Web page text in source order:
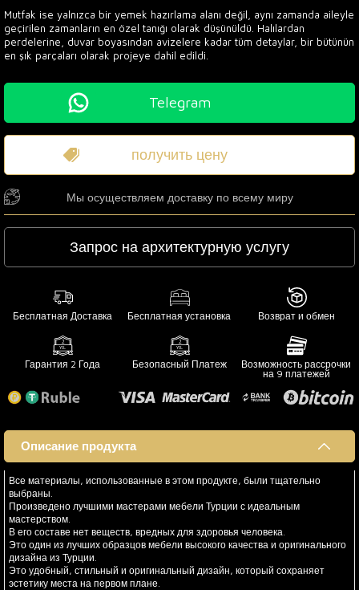
Mutfak ise yalnızca bir yemek hazırlama alanı değil, aynı zamanda aileyle
geçirilen zamanların en özel tanığı olarak düşünüldü. Halılardan
perdelerine, duvar boyasından avizelere kadar tüm detaylar, bir bütünün
en şık parçaları olarak projeye dahil edildi.
Telegram
получить цену
Мы осуществляем доставку по всему миру
Запрос на архитектурную услугу
Бесплатная Доставка Бесплатная установка Возврат и обмен
Гарантия 2 Года Безопасный Платеж
Возможность рассрочки
на 9 платежей
Описание продукта
Все материалы, использованные в этом продукте, были тщательно
выбраны.
Произведено лучшими мастерами мебели Турции с идеальным
мастерством.
В его составе нет веществ, вредных для здоровья человека.
Это один из лучших образцов мебели высокого качества и оригинального
дизайна из Турции.
Это удобный, стильный и оригинальный дизайн, который сохраняет
эстетику места на первом плане.